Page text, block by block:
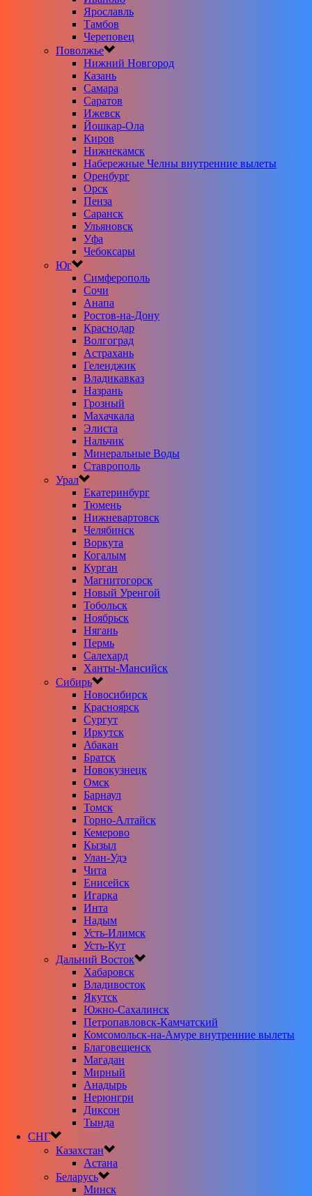
Ярославль
Тамбов
Череповец
Поволжье
Нижний Новгород
Казань
Самара
Саратов
Ижевск
Йошкар-Ола
Киров
Нижнекамск
Набережные Челны внутренние вылеты
Оренбург
Орск
Пенза
Саранск
Ульяновск
Уфа
Чебоксары
Юг
Симферополь
Сочи
Анапа
Ростов-на-Дону
Краснодар
Волгоград
Астрахань
Геленджик
Владикавказ
Назрань
Грозный
Махачкала
Элиста
Нальчик
Минеральные Воды
Ставрополь
Урал
Екатеринбург
Тюмень
Нижневартовск
Челябинск
Воркута
Когалым
Курган
Магнитогорск
Новый Уренгой
Тобольск
Ноябрьск
Нягань
Пермь
Салехард
Ханты-Мансийск
Сибирь
Новосибирск
Красноярск
Сургут
Иркутск
Абакан
Братск
Новокузнецк
Омск
Барнаул
Томск
Горно-Алтайск
Кемерово
Кызыл
Улан-Удэ
Чита
Енисейск
Игарка
Инта
Надым
Усть-Илимск
Усть-Кут
Дальний Восток
Хабаровск
Владивосток
Якутск
Южно-Сахалинск
Петропавловск-Камчатский
Комсомольск-на-Амуре внутренние вылеты
Благовещенск
Магадан
Мирный
Анадырь
Нерюнгри
Диксон
Тында
СНГ
Казахстан
Астана
Беларусь
Минск